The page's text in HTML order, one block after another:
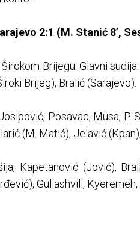
2:1 (M. Stanić 8’,
Brijegu. Glavni
Brijeg), Bralić (Sarajevo).
Posavac, Musa, P.
(M. Matić), Jelavić
Kapetanović (Jović),
Guliashvili,